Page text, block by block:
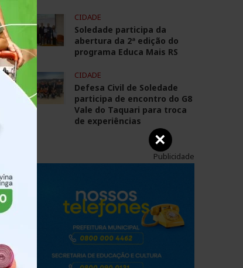
CIDADE
Soledade participa da
abertura da 2ª edição do
programa Educa Mais RS
CIDADE
Defesa Civil de Soledade
participa de encontro do G8
Vale do Taquari para troca
de experiências
Publicidade
×